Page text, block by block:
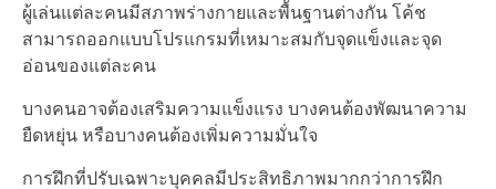
ผู้เล่นแต่ละคนมีสภาพร่างกายและพื้นฐานต่างกัน โค้ช
สามารถออกแบบโปรแกรมที่เหมาะสมกับจุดแข็งและจุด
อ่อนของแต่ละคน
บางคนอาจต้องเสริมความแข็งแรง บางคนต้องพัฒนาความ
ยืดหยุ่น หรือบางคนต้องเพิ่มความมั่นใจ
การฝึกที่ปรับเฉพาะบุคคลมีประสิทธิภาพมากกว่าการฝึก